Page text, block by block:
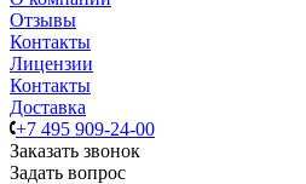
Отзывы
Контакты
Лицензии
Контакты
Доставка
+7 495 909-24-00
Заказать звонок
Задать вопрос